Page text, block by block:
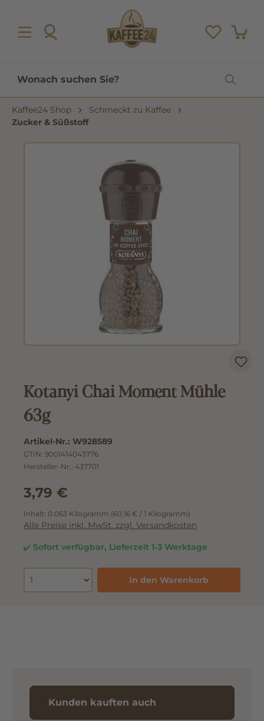
Kaffee24 Shop
Schmeckt zu Kaffee
Zucker & Süßstoff
Kotanyi Chai Moment Mühle
63g
Artikel-Nr.: W928589
GTIN: 9001414043776
Hersteller-Nr.: 437701
3,79 €
Inhalt: 0.063 Kilogramm (60,16 € / 1 Kilogramm)
Alle Preise inkl. MwSt. zzgl. Versandkosten
Sofort verfügbar, Lieferzeit 1-3 Werktage
In den Warenkorb
Kunden kauften auch